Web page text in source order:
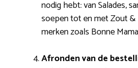
nodig hebt: van Salades,
soepen tot en met Zout &
merken zoals Bonne
Afronden van de